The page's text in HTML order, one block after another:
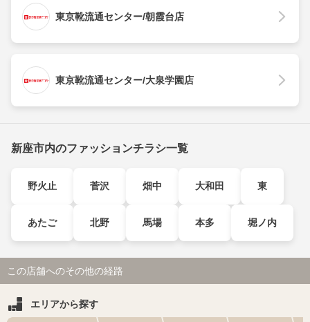
東京靴流通センター/朝霞台店
東京靴流通センター/大泉学園店
新座市内のファッションチラシ一覧
野火止 菅沢 畑中 大和田 東
あたご 北野 馬場 本多 堀ノ内
この店舗へのその他の経路
エリアから探す